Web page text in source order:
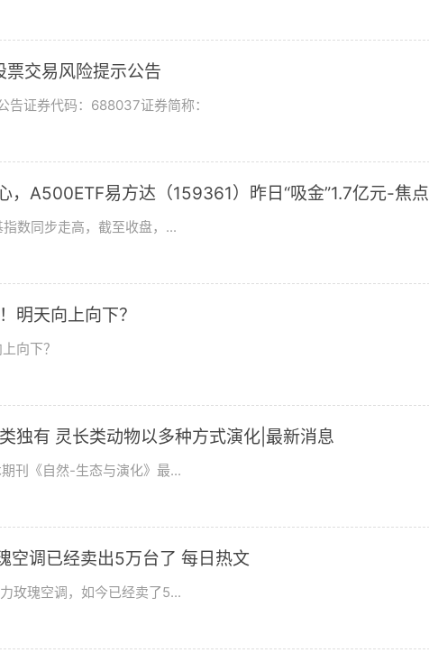
交易风险提示公告
告证券代码：688037证券简称：
，A500ETF易方达（159361）昨日“吸金”1.7亿元-焦点
数同步走高，截至收盘，...
明天向上向下？
向下？
独有 灵长类动物以多种方式演化|最新消息
刊《自然-生态与演化》最...
空调已经卖出5万台了 每日热文
玫瑰空调，如今已经卖了5...